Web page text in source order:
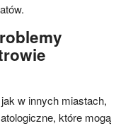
w innych miastach,
które mogą